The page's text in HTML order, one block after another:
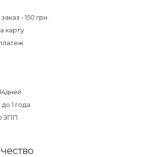
cafule cable usb for micro 2a 3m
составляет 175 грн.
- 150 грн.
карту
1 года
ЗПП